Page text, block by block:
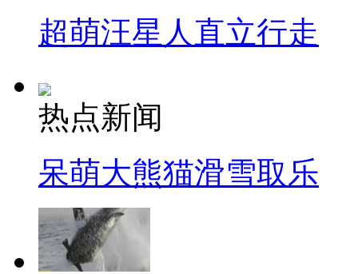
超萌汪星人直立行走
热点新闻
呆萌大熊猫滑雪取乐